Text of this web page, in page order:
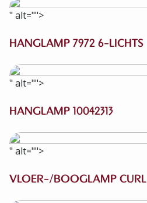
" alt="">
HANGLAMP 7972 6-LICHTS
" alt="">
HANGLAMP 10042313
" alt="">
VLOER-/BOOGLAMP CURL